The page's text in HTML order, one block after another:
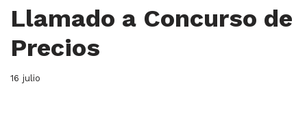
Llamado a Concurso de
Precios
16 julio